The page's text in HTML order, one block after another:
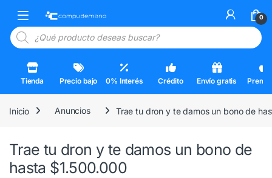
Open 0
Búsqueda de productos
Tienda Precio bajo 0% Interés Crédito Envío gratis
Inicio Anuncios Trae tu dron y te damos un bono de
Trae tu dron y te damos un bono de
hasta $1.500.000